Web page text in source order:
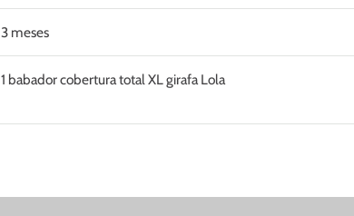
3 meses
1 babador cobertura total XL girafa Lola